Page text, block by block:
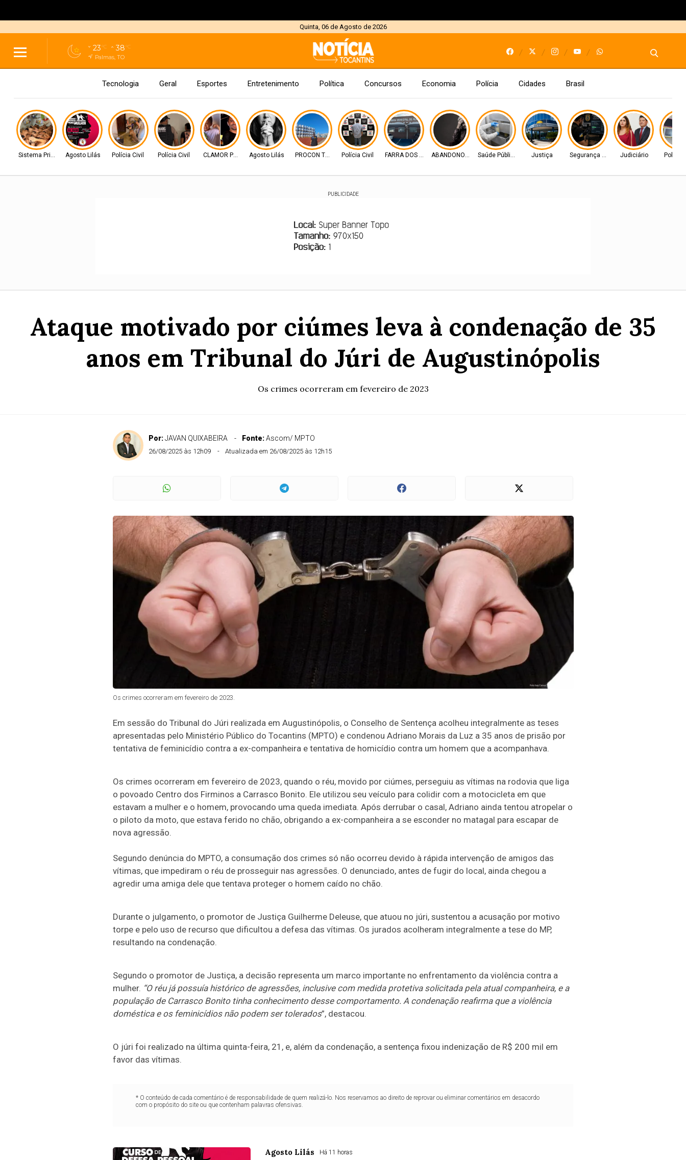
Quinta, 06 de Agosto de 2026
23°C 38°C
Palmas, TO
Tecnologia Geral Esportes Entretenimento Política Concursos Economia Polícia Cidades Brasil
Sistema PrisionalAgosto Lilás Polícia Civil Polícia Civil CLAMOR POR JUSTIÇA
Agosto Lilás PROCON TOCANTINSPolícia Civil FARRA DOS CARGOSABANDONO FAMILIARSaúde Pública Justiça Segurança PúblicaJudiciário Polícia
PUBLICIDADE
Ataque motivado por ciúmes leva à condenação de 35
anos em Tribunal do Júri de Augustinópolis
Os crimes ocorreram em fevereiro de 2023
Por:JAVAN QUIXABEIRA Fonte:Ascom/ MPTO
26/08/2025 às 12h09 Atualizada em 26/08/2025 às 12h15
Os crimes ocorreram em fevereiro de 2023.
Em sessão do Tribunal do Júri realizada em Augustinópolis, o Conselho de Sentença acolheu integralmente as teses
apresentadas pelo Ministério Público do Tocantins (MPTO) e condenou Adriano Morais da Luz a 35 anos de prisão por
tentativa de feminicídio contra a ex-companheira e tentativa de homicídio contra um homem que a acompanhava.
Os crimes ocorreram em fevereiro de 2023, quando o réu, movido por ciúmes, perseguiu as vítimas na rodovia que liga
o povoado Centro dos Firminos a Carrasco Bonito. Ele utilizou seu veículo para colidir com a motocicleta em que
estavam a mulher e o homem, provocando uma queda imediata. Após derrubar o casal, Adriano ainda tentou atropelar o
o piloto da moto, que estava ferido no chão, obrigando a ex-companheira a se esconder no matagal para escapar de
nova agressão.
Segundo denúncia do MPTO, a consumação dos crimes só não ocorreu devido à rápida intervenção de amigos das
vítimas, que impediram o réu de prosseguir nas agressões. O denunciado, antes de fugir do local, ainda chegou a
agredir uma amiga dele que tentava proteger o homem caído no chão.
Durante o julgamento, o promotor de Justiça Guilherme Deleuse, que atuou no júri, sustentou a acusação por motivo
torpe e pelo uso de recurso que dificultou a defesa das vítimas. Os jurados acolheram integralmente a tese do MP,
resultando na condenação.
Segundo o promotor de Justiça, a decisão representa um marco importante no enfrentamento da violência contra a
mulher. “O réu já possuía histórico de agressões, inclusive com medida protetiva solicitada pela atual companheira, e a
população de Carrasco Bonito tinha conhecimento desse comportamento. A condenação reafirma que a violência
doméstica e os feminicídios não podem ser tolerados”, destacou.
O júri foi realizado na última quinta-feira, 21, e, além da condenação, a sentença fixou indenização de R$ 200 mil em
favor das vítimas.
* O conteúdo de cada comentário é de responsabilidade de quem realizá-lo. Nos reservamos ao direito de reprovar ou eliminar comentários em desacordo
com o propósito do site ou que contenham palavras ofensivas.
Agosto Lilás Há 11 horas